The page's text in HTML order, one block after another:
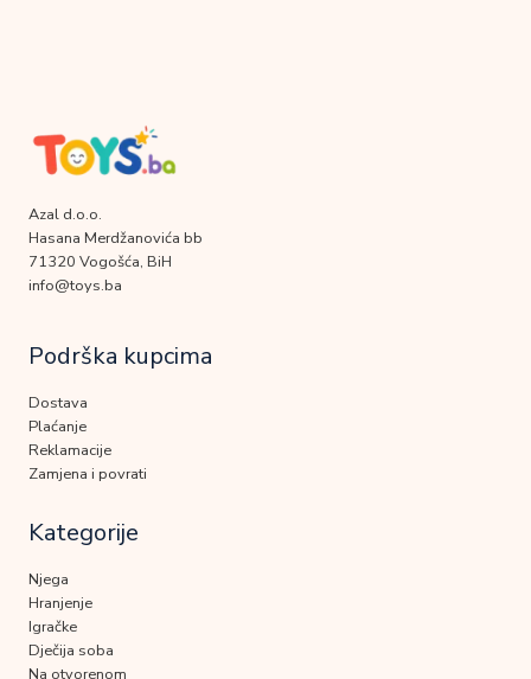
Azal d.o.o.
Hasana Merdžanovića bb
71320 Vogošća, BiH
info@toys.ba
Podrška kupcima
Dostava
Plaćanje
Reklamacije
Zamjena i povrati
Kategorije
Njega
Hranjenje
Igračke
Dječija soba
Na otvorenom